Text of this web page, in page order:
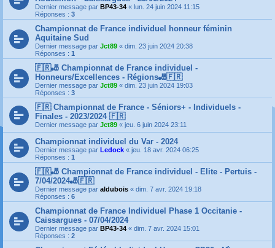
Dernier message par BP43-34 « lun. 24 juin 2024 11:15
Réponses : 3
Championnat de France individuel honneur féminin
Aquitaine Sud
Dernier message par Jct89 « dim. 23 juin 2024 20:38
Réponses : 1
🇫🇷🎳 Championnat de France individuel -
Honneurs/Excellences - Régions🎳🇫🇷
Dernier message par Jct89 « dim. 23 juin 2024 19:03
Réponses : 3
🇫🇷 Championnat de France - Séniors+ - Individuels -
Finales - 2023/2024 🇫🇷
Dernier message par Jct89 « jeu. 6 juin 2024 23:11
Championnat individuel du Var - 2024
Dernier message par Ledock « jeu. 18 avr. 2024 06:25
Réponses : 1
🇫🇷🎳 Championnat de France individuel - Elite - Pertuis -
7/04/2024🎳🇫🇷
Dernier message par aldubois « dim. 7 avr. 2024 19:18
Réponses : 6
Championnat de France Individuel Phase 1 Occitanie -
Caissargues - 07/04/2024
Dernier message par BP43-34 « dim. 7 avr. 2024 15:01
Réponses : 2